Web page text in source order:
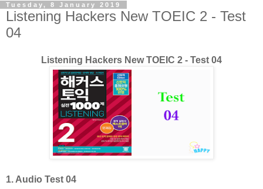
Tuesday, 8 January 2019
Listening Hackers New TOEIC 2 - Test
04
Listening Hackers New TOEIC 2 - Test 04
1. Audio Test 04